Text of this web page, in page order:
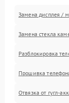
Замена дисплея /
Замена стекла
Разблокировка
Прошивка
Отвязка от гугл-